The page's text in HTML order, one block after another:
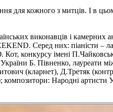
для кожного з митців. І в
виконавців і камерних
Серед них: піаністи –
конкурсу імені
Б. Півненко, лауреати
(кларнет), Д.Третяк
Народні артисти